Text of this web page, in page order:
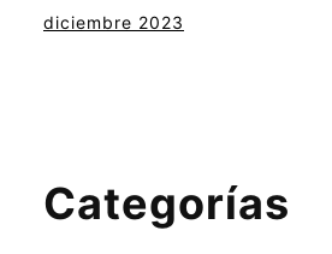
diciembre 2023
Categorías